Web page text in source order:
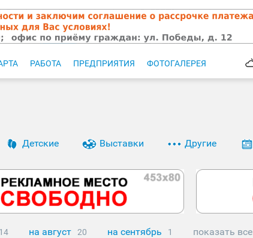
РАБОТА ПРЕДПРИЯТИЯ ФОТОГАЛЕРЕЯ
Детские Выставки Другие
14 на август 20 на сентябрь 1 показать все